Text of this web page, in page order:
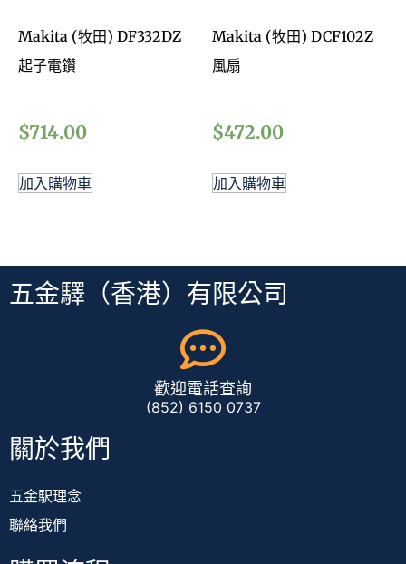
Makita (牧田) DF332DZ
起子電鑽
$714.00
加入購物車
Makita (牧田) DCF102Z
風扇
$472.00
加入購物車
五金驛（香港）有限公司
歡迎電話查詢
(852) 6150 0737
關於我們
五金駅理念
聯絡我們